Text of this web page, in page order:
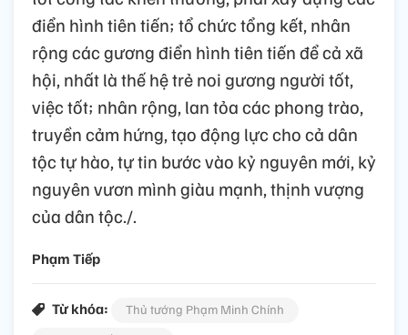
điển hình tiên tiến; tổ chức tổng kết, nhân
rộng các gương điển hình tiên tiến để cả xã
hội, nhất là thế hệ trẻ noi gương người tốt,
việc tốt; nhân rộng, lan tỏa các phong trào,
truyền cảm hứng, tạo động lực cho cả dân
tộc tự hào, tự tin bước vào kỷ nguyên mới, kỷ
nguyên vươn mình giàu mạnh, thịnh vượng
của dân tộc./.
Phạm Tiếp
Từ khóa:
Thủ tướng Phạm Minh Chính